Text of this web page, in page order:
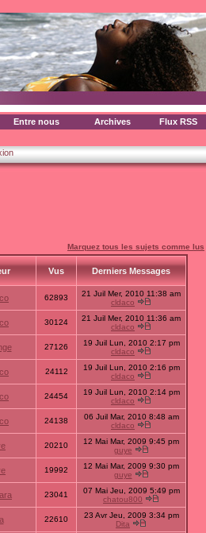
Entre nous Archives Flux RSS
Marquez tous les sujets comme lus
Vus Derniers Messages
62893
21 Juil Mer, 2010 11:38 am
cldaco
30124
21 Juil Mer, 2010 11:36 am
cldaco
27126
19 Juil Lun, 2010 2:17 pm
cldaco
24112
19 Juil Lun, 2010 2:16 pm
cldaco
24454
19 Juil Lun, 2010 2:14 pm
cldaco
24138
06 Juil Mar, 2010 8:48 am
cldaco
20210
12 Mai Mar, 2009 9:45 pm
guye
19992
12 Mai Mar, 2009 9:30 pm
guye
23041
07 Mai Jeu, 2009 5:49 pm
chatou800
22610
23 Avr Jeu, 2009 3:34 pm
Dita